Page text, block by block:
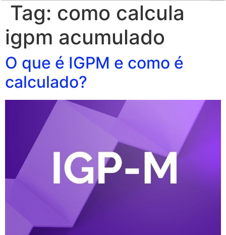
Tag: como calcula
igpm acumulado
O que é IGPM e como é
calculado?